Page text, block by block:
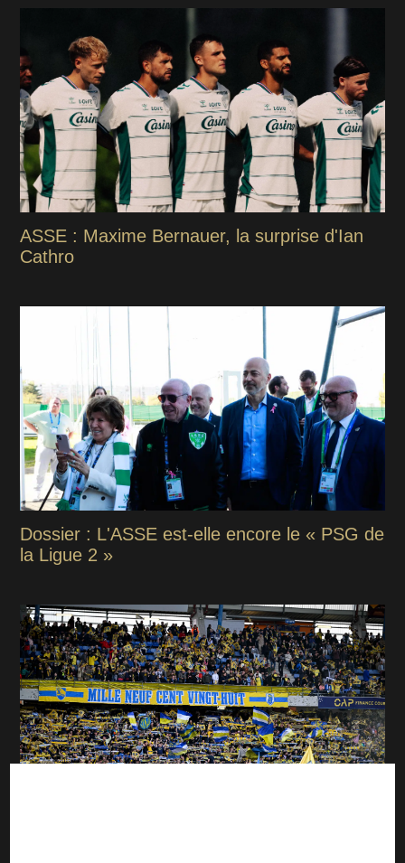
ASSE : Maxime Bernauer, la surprise d'Ian
Cathro
Dossier : L'ASSE est-elle encore le « PSG de
la Ligue 2 »